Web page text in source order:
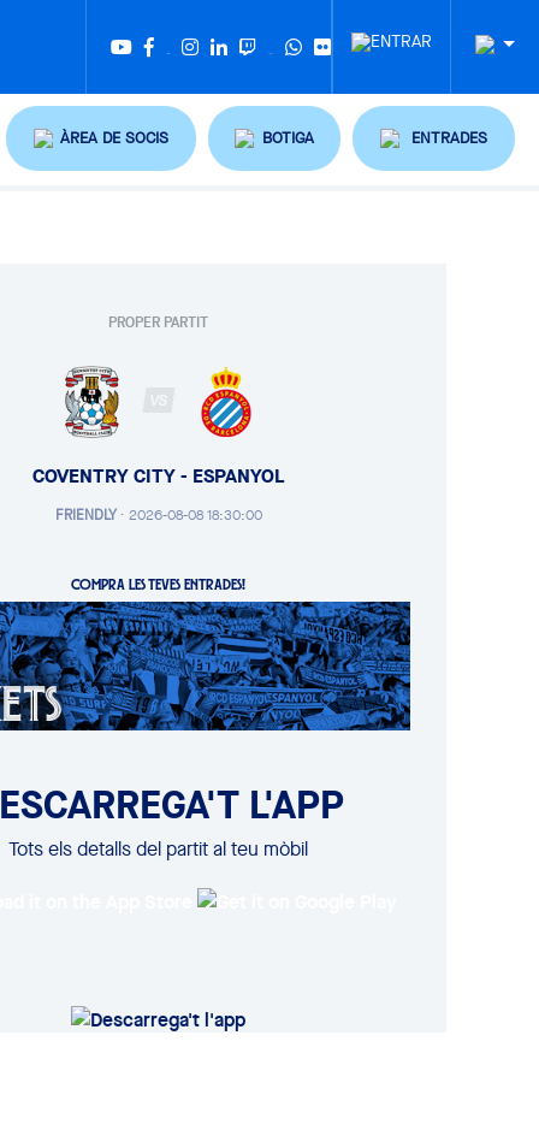
ÀREA DE SOCIS BOTIGA ENTRADES
PROPER PARTIT
VS
COVENTRY CITY - ESPANYOL
FRIENDLY· 2026-08-08 18:30:00
COMPRA LES TEVES ENTRADES!
L'APP
Tots els detalls del partit al teu mòbil